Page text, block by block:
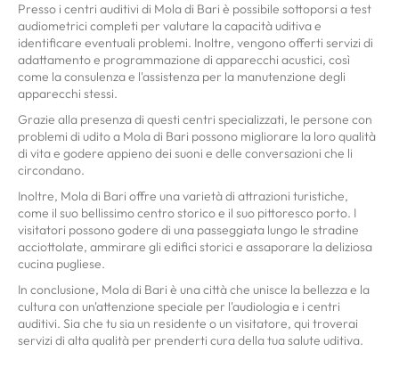
Presso i centri auditivi di Mola di Bari è possibile sottoporsi a test
audiometrici completi per valutare la capacità uditiva e
identificare eventuali problemi. Inoltre, vengono offerti servizi di
adattamento e programmazione di apparecchi acustici, così
come la consulenza e l'assistenza per la manutenzione degli
apparecchi stessi.
Grazie alla presenza di questi centri specializzati, le persone con
problemi di udito a Mola di Bari possono migliorare la loro qualità
di vita e godere appieno dei suoni e delle conversazioni che li
circondano.
Inoltre, Mola di Bari offre una varietà di attrazioni turistiche,
come il suo bellissimo centro storico e il suo pittoresco porto. I
visitatori possono godere di una passeggiata lungo le stradine
acciottolate, ammirare gli edifici storici e assaporare la deliziosa
cucina pugliese.
In conclusione, Mola di Bari è una città che unisce la bellezza e la
cultura con un'attenzione speciale per l'audiologia e i centri
auditivi. Sia che tu sia un residente o un visitatore, qui troverai
servizi di alta qualità per prenderti cura della tua salute uditiva.